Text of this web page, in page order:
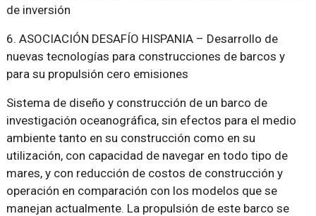
de inversión
6. ASOCIACIÓN DESAFÍO HISPANIA – Desarrollo de
nuevas tecnologías para construcciones de barcos y
para su propulsión cero emisiones
Sistema de diseño y construcción de un barco de
investigación oceanográfica, sin efectos para el medio
ambiente tanto en su construcción como en su
utilización, con capacidad de navegar en todo tipo de
mares, y con reducción de costos de construcción y
operación en comparación con los modelos que se
manejan actualmente. La propulsión de este barco se